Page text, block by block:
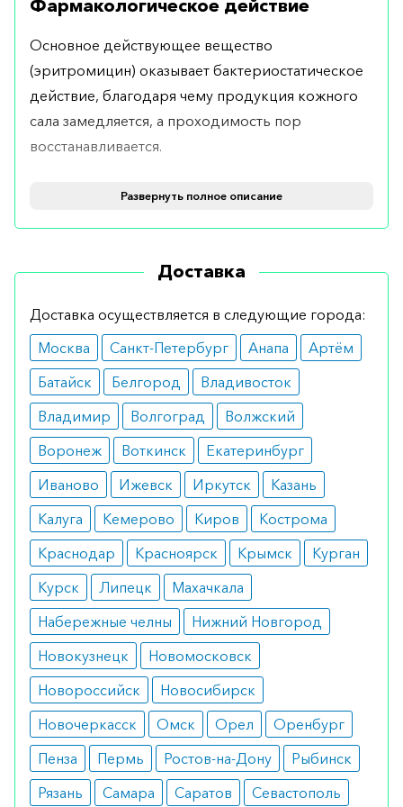
Фармакологическое действие
Основное действующее вещество
(эритромицин) оказывает бактериостатическое
действие, благодаря чему продукция кожного
сала замедляется, а проходимость пор
восстанавливается.
Рекомендуется при таких патологиях, как
тяжести.
Противопоказания
Гель не имеет абсолютных противопоказаний. В
то же время, его не применяют при
гиперчувствительности к препарату или его
компонентам.
Побочные эффекты
Препарат оказывает мягкое местное
воздействие. Крайне редко отмечается
дерматит, сухость кожи и фоточувствительность.
Режим дозирования
Наносится на пораженные участки кожи утром и
вечером. Курс лечения длится 2–3 месяца.
Особые указания
Препарат отлично справляется с поставленной
задачей, но его не следует использовать для
лечения детей до 12 лет.
Развернуть полное описание
Доставка
Доставка осуществляется в следующие города:
Москва
Санкт-Петербург Анапа
Артём
Батайск
Белгород
Владивосток
Владимир
Волгоград
Волжский
Воронеж
Воткинск
Екатеринбург
Иваново
Ижевск Иркутск
Казань
Калуга
Кемерово Киров
Кострома
Краснодар
Красноярск Крымск
Курган
Курск
Липецк
Махачкала
Набережные челны
Нижний Новгород
Новокузнецк
Новомосковск
Новороссийск
Новосибирск
Новочеркасск
Омск Орел
Оренбург
Пенза
Пермь Ростов-на-Дону
Рыбинск
Рязань
Самара Саратов
Севастополь